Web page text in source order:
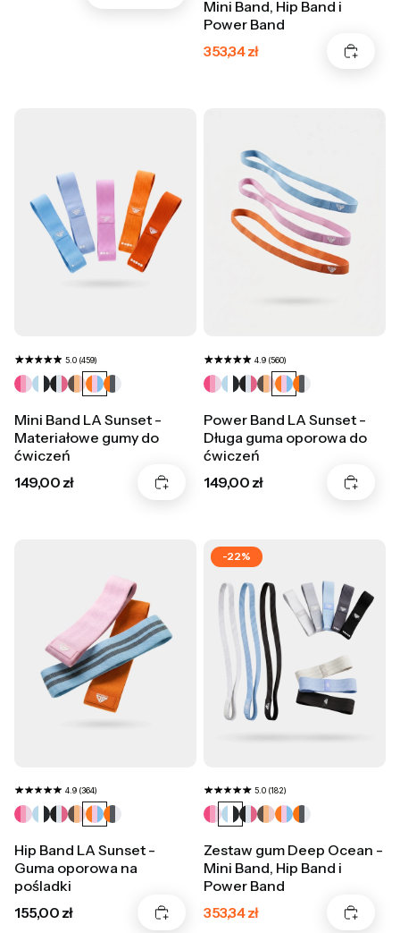
Mini Band, Hip Band i
Power Band
Cena promocyjna
353,34 zł
5.0 (459)
Mini Band LA Sunset -
Materiałowe gumy do
ćwiczeń
Cena
149,00 zł
4.9 (560)
Power Band LA Sunset -
Długa guma oporowa do
ćwiczeń
Cena
149,00 zł
4.9 (364)
Hip Band LA Sunset -
Guma oporowa na
pośladki
Cena
155,00 zł
-22%
5.0 (182)
Zestaw gum Deep Ocean -
Mini Band, Hip Band i
Power Band
Cena promocyjna
353,34 zł